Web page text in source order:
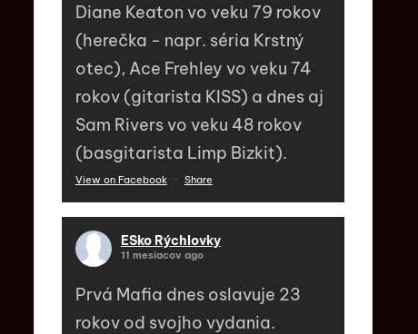
Diane Keaton vo veku 79 rokov
(herečka - napr. séria Krstný
otec), Ace Frehley vo veku 74
rokov (gitarista KISS) a dnes aj
Sam Rivers vo veku 48 rokov
(basgitarista Limp Bizkit).
View on Facebook · Share
ESko Rýchlovky
11 mesiacov ago
Prvá Mafia dnes oslavuje 23
rokov od svojho vydania.